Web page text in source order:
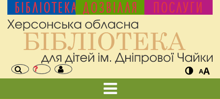
БІБЛІОТЕКА ДОЗВІЛЛЯ ПОСЛУГИ
AA